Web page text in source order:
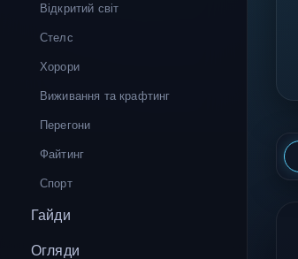
Відкритий світ
Стелс
Хорори
Виживання та крафтинг
Перегони
Файтинг
Спорт
Гайди
Огляди